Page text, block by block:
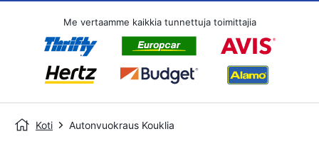
Me vertaamme kaikkia tunnettuja toimittajia
Koti Autonvuokraus Kouklia